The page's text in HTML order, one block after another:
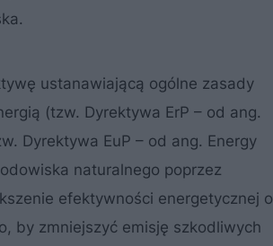
ustanawiającą ogólne zasady
(tzw. Dyrektywa ErP – od ang.
Dyrektywa EuP – od ang. Energy
naturalnego poprzez
efektywności energetycznej o
by zmniejszyć emisję szkodliwych